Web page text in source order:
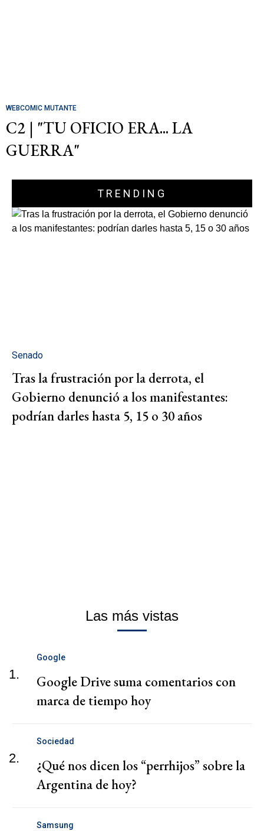
WEBCOMIC MUTANTE
C2 | "TU OFICIO ERA... LA
GUERRA"
TRENDING
Senado
Tras la frustración por la derrota, el
Gobierno denunció a los manifestantes:
podrían darles hasta 5, 15 o 30 años
Las más vistas
1.
Google
Google Drive suma comentarios con
marca de tiempo hoy
2.
Sociedad
¿Qué nos dicen los “perrhijos” sobre la
Argentina de hoy?
Samsung